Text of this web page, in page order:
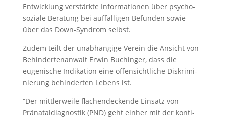
Entwick­lung verstärkte Infor­ma­tionen über psycho­
so­ziale Beratung bei auffäl­ligen Befunden sowie
über das Down-Syndrom selbst.
Zudem teilt der unabhän­gige Verein die Ansicht von
Behin­der­ten­an­walt Erwin Buchinger, dass die
eugeni­sche Indika­tion eine offen­sicht­liche Diskri­mi­
nie­rung behin­derten Lebens ist.
“Der mittler­weile flächen­de­ckende Einsatz von
Präna­tal­dia­gnostik (PND) geht einher mit der konti­